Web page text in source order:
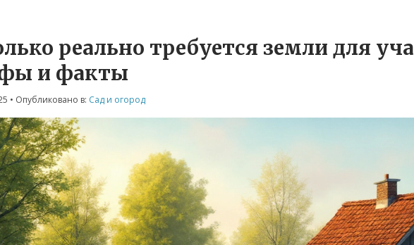
реально требуется земли для
и факты
• Опубликовано в: Сад и огород